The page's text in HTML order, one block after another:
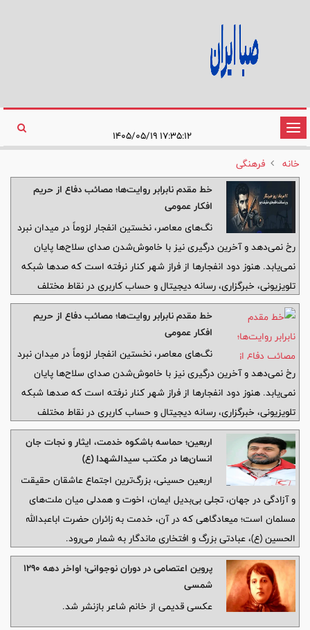
تغییر
وضعیت
ناوبری
۱۷:۳۵:۱۲ ۱۴۰۵/۰۵/۱۹
خانه
فرهنگی
خط مقدم نابرابر روایت‌ها؛ مصائب دفاع از حریم
افکار عمومی
نگ‌های معاصر، نخستین انفجار لزوماً در میدان نبرد
رخ نمی‌دهد و آخرین درگیری نیز با خاموش‌شدن صدای سلاح‌ها پایان
نمی‌یابد. هنوز دود انفجارها از فراز شهر کنار نرفته است که صدها شبکه
تلویزیونی، خبرگزاری، رسانه دیجیتال و حساب کاربری در نقاط مختلف
جهان، روایت خود را از واقعه منتشر می‌کنند. تصاویر گزینش می‌شوند،
تیترها روی خروجی می‌روند، کارشناسان مقابل دوربین‌ها می‌نشینند و
روایت‌های اولیه، پیش از آنکه ابعاد واقعی حادثه روی زمین روشن شود،
راه خود را به ذهن میلیون‌ها نفر باز می‌کنند
خط مقدم نابرابر روایت‌ها؛ مصائب دفاع از حریم
افکار عمومی
نگ‌های معاصر، نخستین انفجار لزوماً در میدان نبرد
رخ نمی‌دهد و آخرین درگیری نیز با خاموش‌شدن صدای سلاح‌ها پایان
نمی‌یابد. هنوز دود انفجارها از فراز شهر کنار نرفته است که صدها شبکه
تلویزیونی، خبرگزاری، رسانه دیجیتال و حساب کاربری در نقاط مختلف
جهان، روایت خود را از واقعه منتشر می‌کنند. تصاویر گزینش می‌شوند،
تیترها روی خروجی می‌روند، کارشناسان مقابل دوربین‌ها می‌نشینند و
روایت‌های اولیه، پیش از آنکه ابعاد واقعی حادثه روی زمین روشن شود،
راه خود را به ذهن میلیون‌ها نفر باز می‌کنند
اربعین؛ حماسه باشکوه خدمت، ایثار و نجات جان
انسان‌ها در مکتب سیدالشهدا (ع)
اربعین حسینی، بزرگ‌ترین اجتماع عاشقان حقیقت
و آزادگی در جهان، تجلی بی‌بدیل ایمان، اخوت و همدلی میان ملت‌های
مسلمان است؛ میعادگاهی که در آن، خدمت به زائران حضرت اباعبدالله
الحسین (ع)، عبادتی بزرگ و افتخاری ماندگار به شمار می‌رود.
پروین اعتصامی در دوران نوجوانی؛ اواخر دهه ۱۲۹۰
شمسی
عکسی قدیمی از خانم شاعر بازنشر شد.